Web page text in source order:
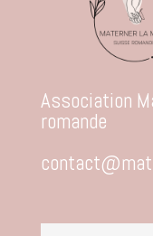
Association
romande